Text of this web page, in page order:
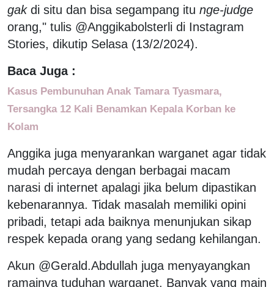
gakdi situ dan bisa segampang itu nge-judge
orang," tulis @Anggikabolsterli di Instagram
Stories, dikutip Selasa (13/2/2024).
Baca Juga :
Kasus Pembunuhan Anak Tamara Tyasmara,
Tersangka 12 Kali Benamkan Kepala Korban ke
Kolam
Anggika juga menyarankan warganet agar tidak
mudah percaya dengan berbagai macam
narasi di internet apalagi jika belum dipastikan
kebenarannya. Tidak masalah memiliki opini
pribadi, tetapi ada baiknya menunjukan sikap
respek kepada orang yang sedang kehilangan.
Akun @Gerald.Abdullah juga menyayangkan
ramainya tuduhan warganet. Banyak yang main